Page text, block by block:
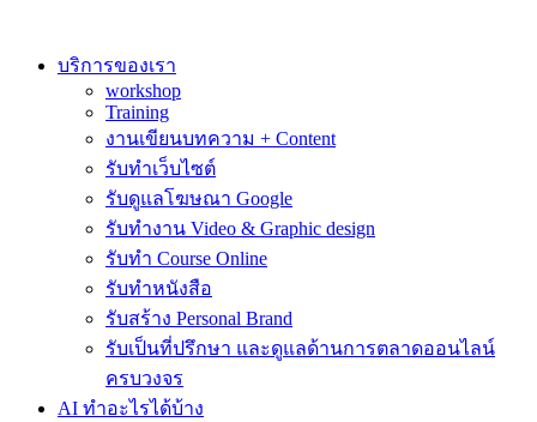
contentบริการของเรา
workshop
Training
งานเขียนบทความ + Content
รับทำเว็บไซต์
รับดูแลโฆษณา Google
รับทำงาน Video & Graphic design
รับทำ Course Online
รับทำหนังสือ
รับสร้าง Personal Brand
รับเป็นที่ปรึกษา และดูแลด้านการตลาดออนไลน์
ครบวงจร
AI ทำอะไรได้บ้าง